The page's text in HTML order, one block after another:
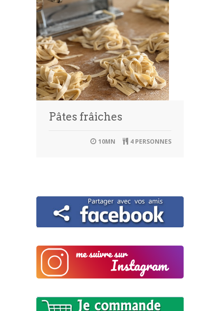
Pâtes frâiches
4 PERSONNES
10MN